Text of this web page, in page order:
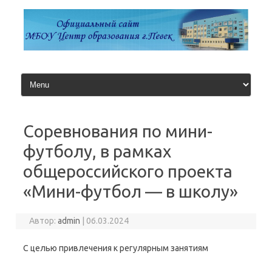
содержимому
Соревнования по мини-
футболу, в рамках
общероссийского проекта
«Мини-футбол — в школу»
Автор:admin 06.03.2024
С целью привлечения к регулярным занятиям